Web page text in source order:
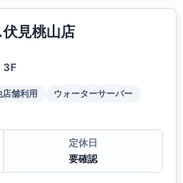
見桃山店
3F
店舗利用
ウォーターサーバー
定休日
要確認